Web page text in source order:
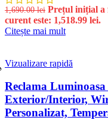
1,690.00lei Prețul inițial a
curent este: 1,518.99 lei.
Citește mai mult
Vizualizare rapidă
Reclama
Exterior/Interior,
Personalizat,